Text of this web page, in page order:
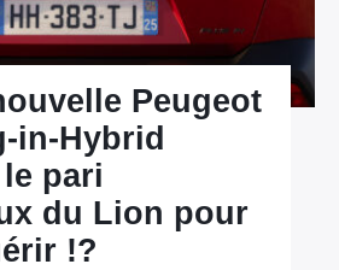
Peugeot
in-Hybrid
pari
du Lion pour
!?